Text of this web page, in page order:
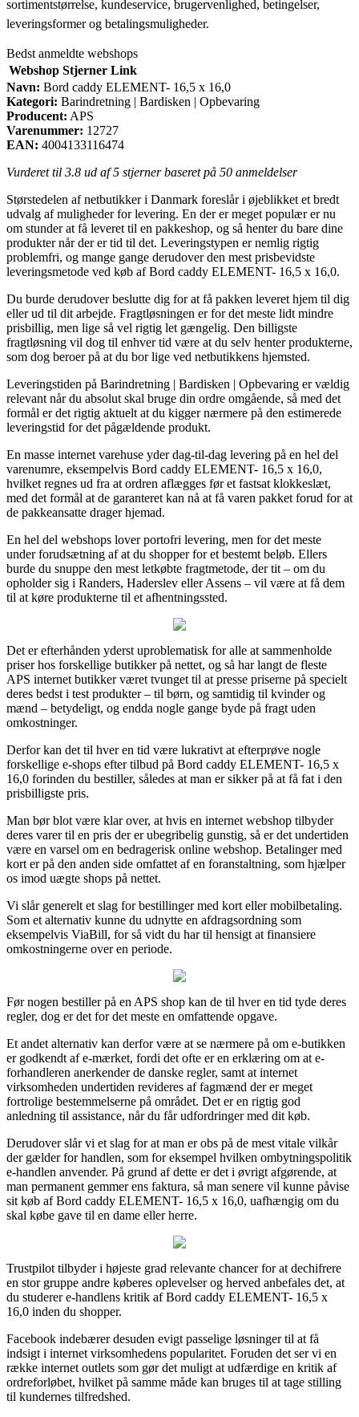
sortimentstørrelse, kundeservice, brugervenlighed, betingelser,
leveringsformer og betalingsmuligheder.
Bedst anmeldte webshops
Webshop Stjerner Link
Navn: Bord caddy ELEMENT- 16,5 x 16,0
Kategori: Barindretning | Bardisken | Opbevaring
Producent: APS
Varenummer: 12727
EAN: 4004133116474
Vurderet til 3.8 ud af 5 stjerner baseret på 50 anmeldelser
Størstedelen af netbutikker i Danmark foreslår i øjeblikket et bredt
udvalg af muligheder for levering. En der er meget populær er nu
om stunder at få leveret til en pakkeshop, og så henter du bare dine
produkter når der er tid til det. Leveringstypen er nemlig rigtig
problemfri, og mange gange derudover den mest prisbevidste
leveringsmetode ved køb af Bord caddy ELEMENT- 16,5 x 16,0.
Du burde derudover beslutte dig for at få pakken leveret hjem til dig
eller ud til dit arbejde. Fragtløsningen er for det meste lidt mindre
prisbillig, men lige så vel rigtig let gængelig. Den billigste
fragtløsning vil dog til enhver tid være at du selv henter produkterne,
som dog beroer på at du bor lige ved netbutikkens hjemsted.
Leveringstiden på Barindretning | Bardisken | Opbevaring er vældig
relevant når du absolut skal bruge din ordre omgående, så med det
formål er det rigtig aktuelt at du kigger nærmere på den estimerede
leveringstid for det pågældende produkt.
En masse internet varehuse yder dag-til-dag levering på en hel del
varenumre, eksempelvis Bord caddy ELEMENT- 16,5 x 16,0,
hvilket regnes ud fra at ordren aflægges før et fastsat klokkeslæt,
med det formål at de garanteret kan nå at få varen pakket forud for at
de pakkeansatte drager hjemad.
En hel del webshops lover portofri levering, men for det meste
under forudsætning af at du shopper for et bestemt beløb. Ellers
burde du snuppe den mest letkøbte fragtmetode, der tit – om du
opholder sig i Randers, Haderslev eller Assens – vil være at få dem
til at køre produkterne til et afhentningssted.
Det er efterhånden yderst uproblematisk for alle at sammenholde
priser hos forskellige butikker på nettet, og så har langt de fleste
APS internet butikker været tvunget til at presse priserne på specielt
deres bedst i test produkter – til børn, og samtidig til kvinder og
mænd – betydeligt, og endda nogle gange byde på fragt uden
omkostninger.
Derfor kan det til hver en tid være lukrativt at efterprøve nogle
forskellige e-shops efter tilbud på Bord caddy ELEMENT- 16,5 x
16,0 forinden du bestiller, således at man er sikker på at få fat i den
prisbilligste pris.
Man bør blot være klar over, at hvis en internet webshop tilbyder
deres varer til en pris der er ubegribelig gunstig, så er det undertiden
være en varsel om en bedragerisk online webshop. Betalinger med
kort er på den anden side omfattet af en foranstaltning, som hjælper
os imod uægte shops på nettet.
Vi slår generelt et slag for bestillinger med kort eller mobilbetaling.
Som et alternativ kunne du udnytte en afdragsordning som
eksempelvis ViaBill, for så vidt du har til hensigt at finansiere
omkostningerne over en periode.
Før nogen bestiller på en APS shop kan de til hver en tid tyde deres
regler, dog er det for det meste en omfattende opgave.
Et andet alternativ kan derfor være at se nærmere på om e-butikken
er godkendt af e-mærket, fordi det ofte er en erklæring om at e-
forhandleren anerkender de danske regler, samt at internet
virksomheden undertiden revideres af fagmænd der er meget
fortrolige bestemmelserne på området. Det er en rigtig god
anledning til assistance, når du får udfordringer med dit køb.
Derudover slår vi et slag for at man er obs på de mest vitale vilkår
der gælder for handlen, som for eksempel hvilken ombytningspolitik
e-handlen anvender. På grund af dette er det i øvrigt afgørende, at
man permanent gemmer ens faktura, så man senere vil kunne påvise
sit køb af Bord caddy ELEMENT- 16,5 x 16,0, uafhængig om du
skal købe gave til en dame eller herre.
Trustpilot tilbyder i højeste grad relevante chancer for at dechifrere
en stor gruppe andre køberes oplevelser og herved anbefales det, at
du studerer e-handlens kritik af Bord caddy ELEMENT- 16,5 x
16,0 inden du shopper.
Facebook indebærer desuden evigt passelige løsninger til at få
indsigt i internet virksomhedens popularitet. Foruden det ser vi en
række internet outlets som gør det muligt at udfærdige en kritik af
ordreforløbet, hvilket på samme måde kan bruges til at tage stilling
til kundernes tilfredshed.